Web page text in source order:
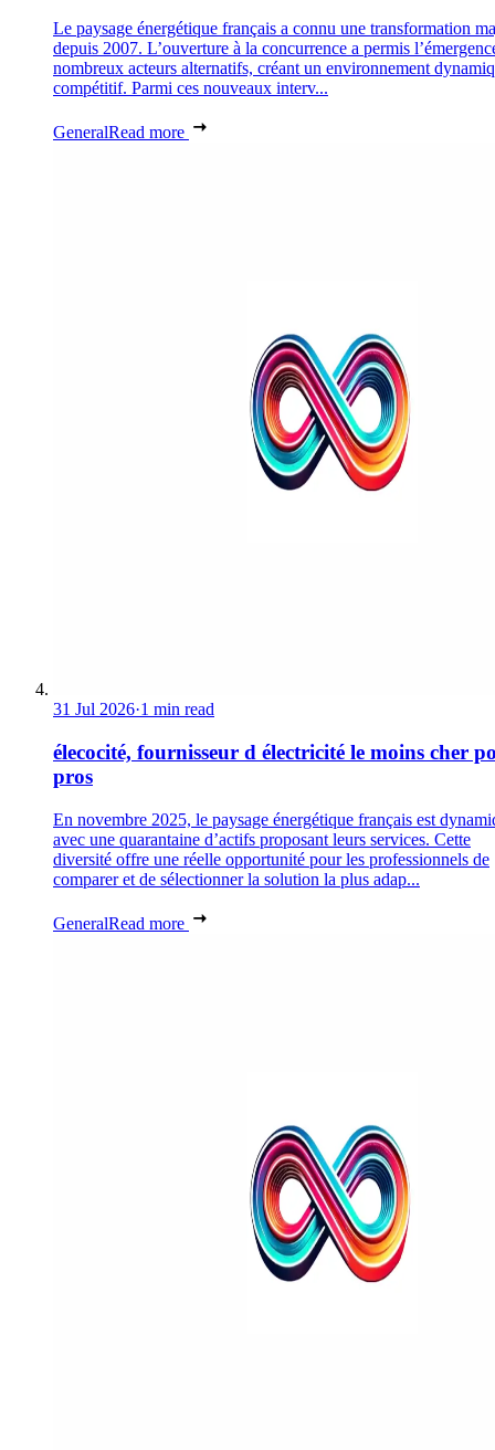
Le paysage énergétique français a connu une transformation
depuis 2007. L’ouverture à la concurrence a permis
nombreux acteurs alternatifs, créant un environnement
compétitif. Parmi ces nouveaux interv...
GeneralRead more
31 Jul 2026·1 min read
élecocité, fournisseur d électricité le moins cher
pros
En novembre 2025, le paysage énergétique français est
avec une quarantaine d’actifs proposant leurs services. Cette
diversité offre une réelle opportunité pour les professionnels de
comparer et de sélectionner la solution la plus adap...
GeneralRead more